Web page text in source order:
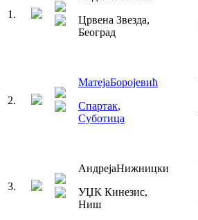
1 .
Црвена Звезда,
Београд
2.
МатејаБоројевић
Спартак,
Суботица
3.
АндрејаНижницки
УЏК Кинезис,
Ниш